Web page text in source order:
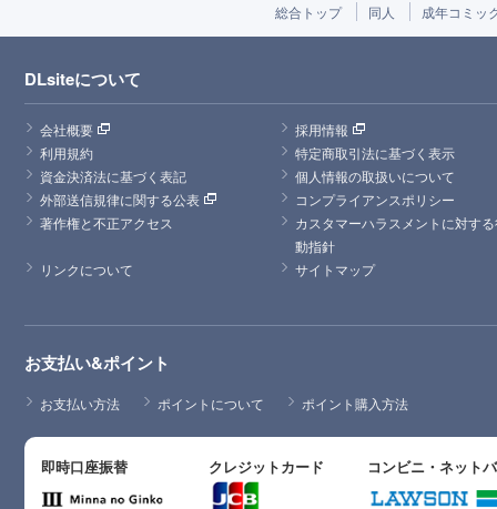
総合トップ 同人 成年コミッ
DLsiteについて
会社概要
採用情報
利用規約
特定商取引法に基づく表示
資金決済法に基づく表記
個人情報の取扱いについて
外部送信規律に関する公表
コンプライアンスポリシー
著作権と不正アクセス
カスタマーハラスメントに対す
動指針
リンクについて
サイトマップ
お支払い&ポイント
お支払い方法 ポイントについて ポイント購入方法
即時口座振替 クレジットカード コンビニ・ネット